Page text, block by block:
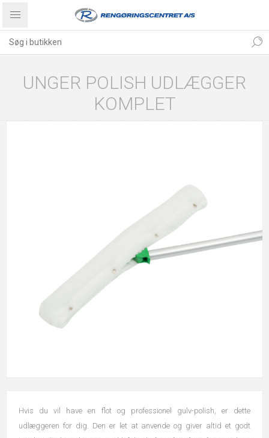
UNGER POLISH UDLÆGGER
KOMPLET
Hvis du vil have en flot og professionel gulv-polish, er dette
udlæggeren for dig. Den er let at anvende og giver altid et godt